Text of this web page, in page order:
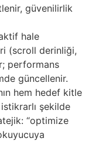
güvenilirlik
hale
(scroll derinliği,
performans
güncellenir.
hem hedef kitle
istikrarlı şekilde
“optimize